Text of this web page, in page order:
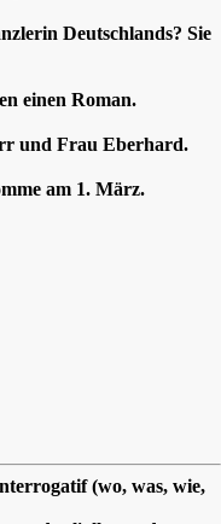
Deutschlands? Sie
einen Roman.
und Frau Eberhard.
am 1. März.
(wo, was, wie,